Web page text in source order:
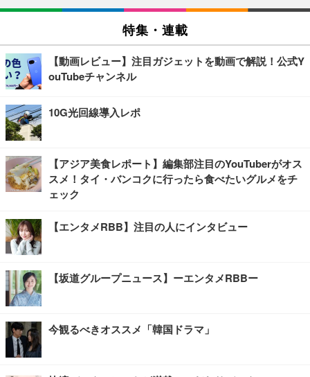
特集・連載
【動画レビュー】注目ガジェットを動画で解説！公式Y
ouTubeチャンネル
10G光回線導入レポ
【アジア美食レポート】編集部注目のYouTuberがオス
スメ！タイ・バンコクに行ったら食べたいグルメをチ
ェック
【エンタメRBB】注目の人にインタビュー
【坂道グループニュース】ーエンタメRBBー
今観るべきオススメ「韓国ドラマ」